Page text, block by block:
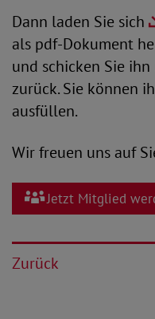
Dann laden Sie sich
als pdf-Dokument
und schicken Sie
zurück. Sie können
ausfüllen.
Wir freuen uns auf
Jetzt Mitglied
Zurück